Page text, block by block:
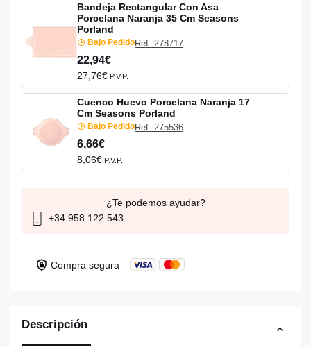
Descripción
Bandeja Rectangular Con Asa
Porcelana Naranja 35 Cm Seasons
Porland
Bajo PedidoRef: 278717
22,94€
27,76€ P.V.P.
Cuenco Huevo Porcelana Naranja 17
Cm Seasons Porland
Bajo PedidoRef: 275536
6,66€
8,06€ P.V.P.
¿Te podemos ayudar?
+34 958 122 543
Compra segura